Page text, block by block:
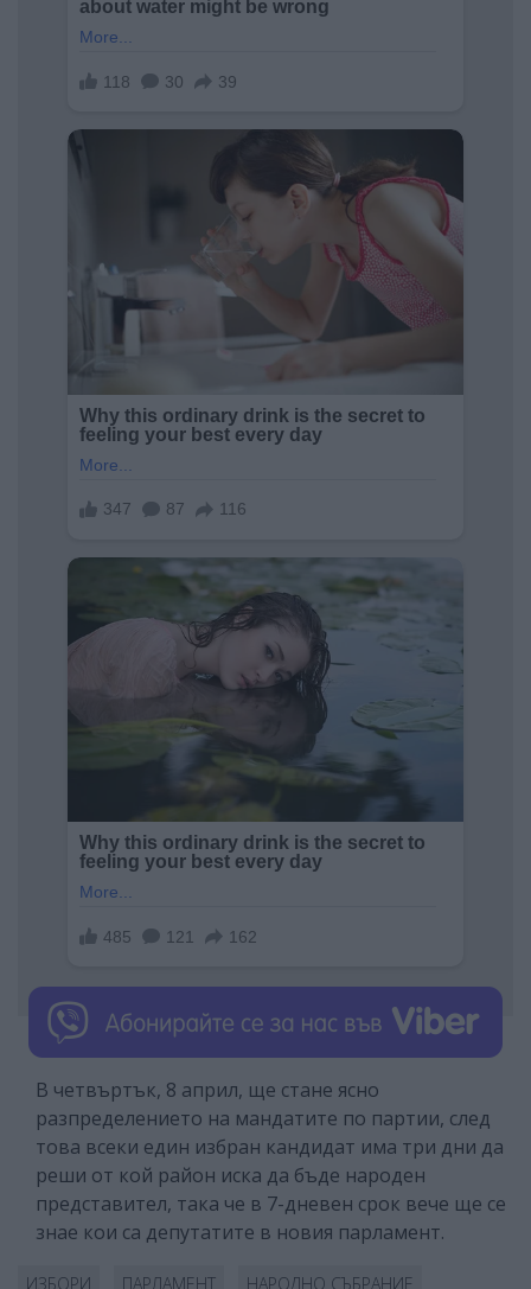
В четвъртък, 8 април, ще стане ясно
разпределението на мандатите по партии, след
това всеки един избран кандидат има три дни да
реши от кой район иска да бъде народен
представител, така че в 7-дневен срок вече ще се
знае кои са депутатите в новия парламент.
ИЗБОРИ ПАРЛАМЕНТ НАРОДНО СЪБРАНИЕ